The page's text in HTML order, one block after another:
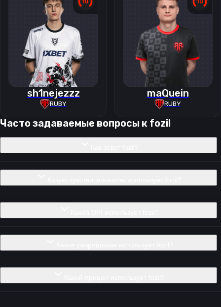
sh1nejezzz
RUBY
maQuein
RUBY
Часто задаваемые вопросы к fozil